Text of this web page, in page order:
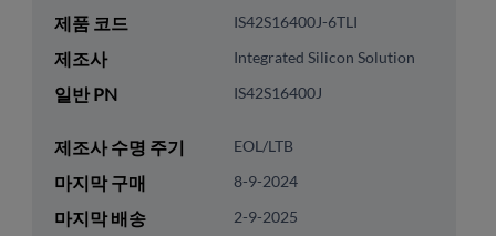
제품 코드 IS42S16400J-6TLI
제조사 Integrated Silicon Solution
일반 PN IS42S16400J
제조사 수명 주기 EOL/LTB
마지막 구매 8-9-2024
마지막 배송 2-9-2025